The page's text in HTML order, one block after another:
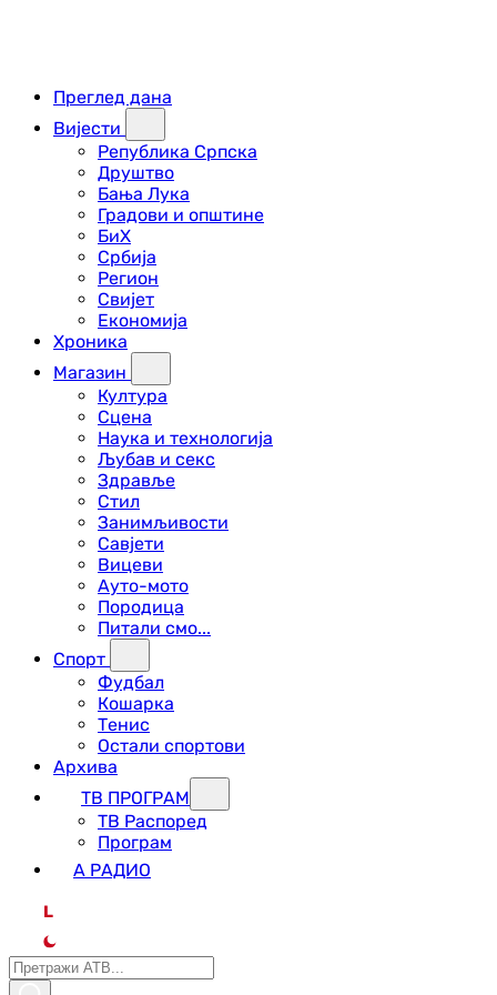
Преглед дана
Вијести
Република Српска
Друштво
Бања Лука
Градови и општине
БиХ
Србија
Регион
Свијет
Економија
Хроника
Магазин
Култура
Сцена
Наука и технологија
Љубав и секс
Здравље
Стил
Занимљивости
Савјети
Вицеви
Ауто-мото
Породица
Питали смо...
Спорт
Фудбал
Кошарка
Тенис
Остали спортови
Архива
ТВ ПРОГРАМ
ТВ Распоред
Програм
А РАДИО
L